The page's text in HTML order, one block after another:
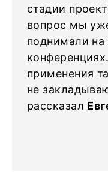
стадии
вопрос мы
поднимали на
применения
не
рассказал